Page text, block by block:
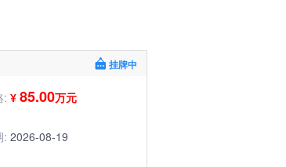
挂牌中
: ¥ 85.00万元
: 2026-08-19